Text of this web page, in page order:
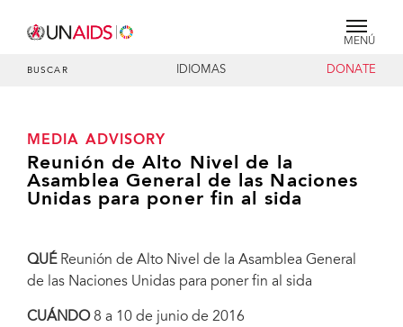
MENÚ
BUSCAR IDIOMAS DONATE
MEDIA ADVISORY
Reunión de Alto Nivel de la
Asamblea General de las Naciones
Unidas para poner fin al sida
QUÉReunión de Alto Nivel de la Asamblea General
de las Naciones Unidas para poner fin al sida
CUÁNDO8 a 10 de junio de 2016